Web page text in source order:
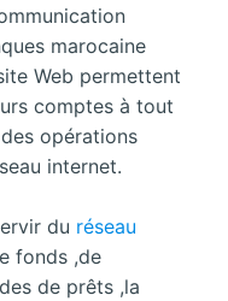
marocaine
Web permettent
comptes à tout
opérations
internet.
du réseau
fonds ,de
de prêts ,la